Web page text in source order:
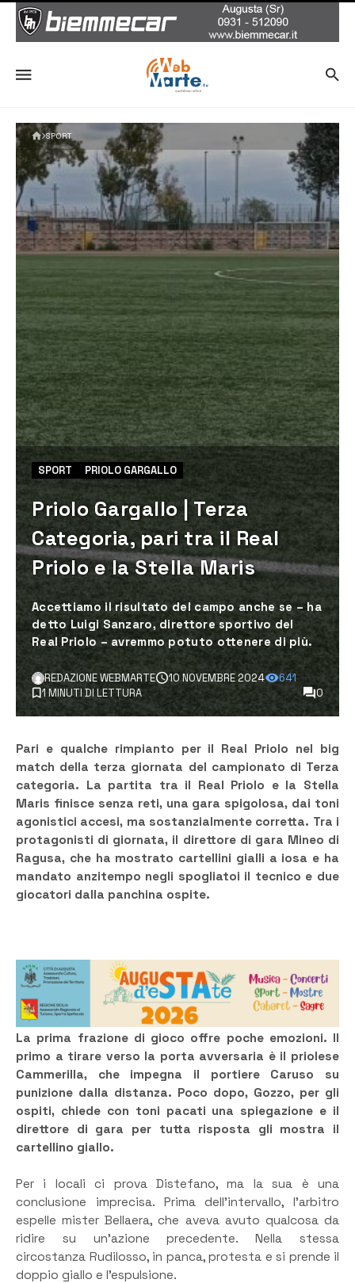
SPORT
SPORT PRIOLO GARGALLO
Priolo Gargallo | Terza
Categoria, pari tra il Real
Priolo e la Stella Maris
Accettiamo il risultato del campo anche se – ha
detto Luigi Sanzaro, direttore sportivo del
Real Priolo – avremmo potuto ottenere di più.
REDAZIONE WEBMARTE 10 NOVEMBRE 2024
641
1 MINUTI DI LETTURA
0
Pari e qualche rimpianto per il Real Priolo nel big
match della terza giornata del campionato di Terza
categoria. La partita tra il Real Priolo e la Stella
Maris finisce senza reti, una gara spigolosa, dai toni
agonistici accesi, ma sostanzialmente corretta. Tra i
protagonisti di giornata, il direttore di gara Mineo di
Ragusa, che ha mostrato cartellini gialli a iosa e ha
mandato anzitempo negli spogliatoi il tecnico e due
giocatori dalla panchina ospite.
La prima frazione di gioco offre poche emozioni. Il
primo a tirare verso la porta avversaria è il priolese
Cammerilla, che impegna il portiere Caruso su
punizione dalla distanza. Poco dopo, Gozzo, per gli
ospiti, chiede con toni pacati una spiegazione e il
direttore di gara per tutta risposta gli mostra il
cartellino giallo.
Per i locali ci prova Distefano, ma la sua è una
conclusione imprecisa. Prima dell’intervallo, l’arbitro
espelle mister Bellaera, che aveva avuto qualcosa da
ridire su un’azione precedente. Nella stessa
circostanza Rudilosso, in panca, protesta e si prende il
doppio giallo e l’espulsione.